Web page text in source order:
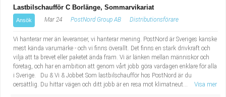
Lastbilschaufför C Borlänge, Sommarvikariat
Ansök Mar 24 PostNord Group AB Distributionsförare
Vi hanterar mer än leveranser, vi hanterar mening. PostNord är Sveriges kanske
mest kända varumärke - och vi finns överallt. Det finns en stark drivkraft och
vilja att ta brevet eller paketet ända fram. Vi är länken mellan människor och
företag, och har en ambition att genom vårt jobb göra vardagen enklare för alla
i Sverige. Du & Vi & Jobbet Som lastbilschaufför hos PostNord är du
oersättlig. Du hittar vägen och ditt jobb är en resa mot klimatneut...
Visa mer